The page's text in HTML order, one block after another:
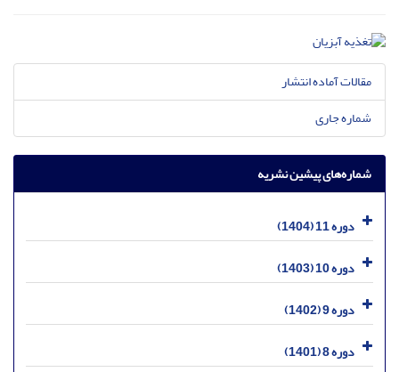
مقالات آماده انتشار
شماره جاری
شماره‌های پیشین نشریه
دوره 11 (1404)
دوره 10 (1403)
دوره 9 (1402)
دوره 8 (1401)